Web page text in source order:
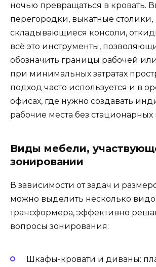
ночью превращаться в кровать.
перегородки, выкатные столики,
складывающиеся консоли,
всё это инструменты,
обозначить границы рабочей
при минимальных затратах
подход часто используется и в
офисах, где нужно создавать
рабочие места без
Виды мебели,
зонировании
В зависимости от задач и
можно выделить несколько
трансформера, эффективно
вопросы зонирования:
Шкафы-кровати и диваны: